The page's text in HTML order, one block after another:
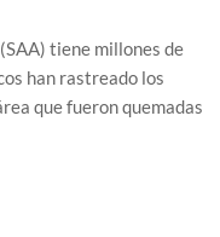
tiene millones de
han rastreado los
que fueron quemadas